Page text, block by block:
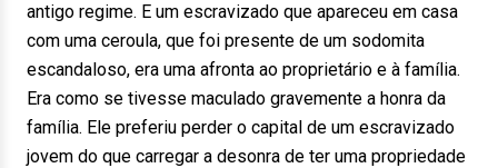
antigo regime. E um escravizado que apareceu em casa
com uma ceroula, que foi presente de um sodomita
escandaloso, era uma afronta ao proprietário e à família.
Era como se tivesse maculado gravemente a honra da
família. Ele preferiu perder o capital de um escravizado
jovem do que carregar a desonra de ter uma propriedade